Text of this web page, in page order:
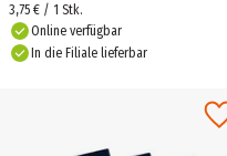
3,75 € / 1 Stk.
Online verfügbar
In die Filiale lieferbar